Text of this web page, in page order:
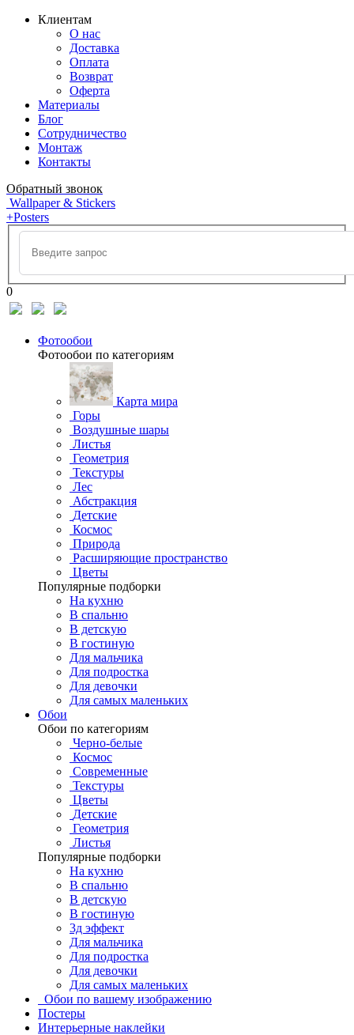
Клиентам
О нас
Доставка
Оплата
Возврат
Оферта
Материалы
Блог
Сотрудничество
Монтаж
Контакты
Обратный звонок
Wallpaper & Stickers
+Posters
0
Фотообои
Фотообои по категориям
Карта мира
Горы
Воздушные шары
Листья
Геометрия
Текстуры
Лес
Абстракция
Детские
Космос
Природа
Расширяющие пространство
Цветы
Популярные подборки
На кухню
В спальню
В детскую
В гостиную
Для мальчика
Для подростка
Для девочки
Для самых маленьких
Обои
Обои по категориям
Черно-белые
Космос
Современные
Текстуры
Цветы
Детские
Геометрия
Листья
Популярные подборки
На кухню
В спальню
В детскую
В гостиную
3д эффект
Для мальчика
Для подростка
Для девочки
Для самых маленьких
Обои по вашему изображению
Постеры
Интерьерные наклейки